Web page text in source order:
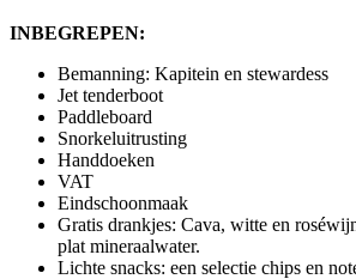
INBEGREPEN:
Bemanning: Kapitein en stewardess
Jet tenderboot
Paddleboard
Snorkeluitrusting
Handdoeken
VAT
Eindschoonmaak
Gratis drankjes: Cava, witte en
plat mineraalwater.
Lichte snacks: een selectie chips en